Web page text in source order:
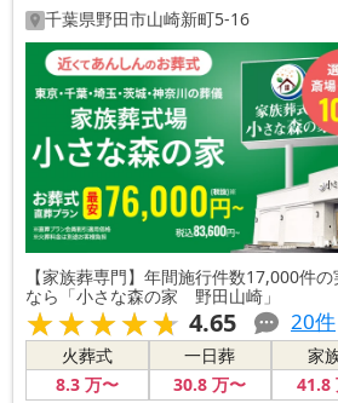
千葉県野田市山崎新町5-16
【家族葬専門】年間施行件数17,000件
なら「小さな森の家 野田山崎」
★★★★★
★★★★★ 4.65 20件
火葬式
8.3万〜
一日葬
30.8 万〜
家
41.8